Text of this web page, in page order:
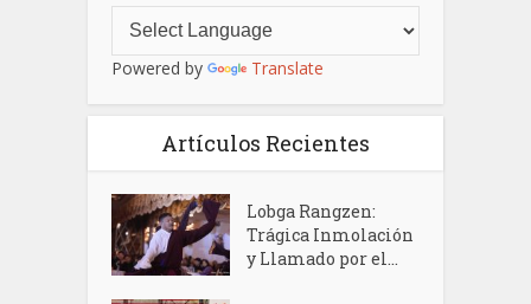
Powered by Translate
Artículos Recientes
Lobga Rangzen:
Trágica Inmolación
y Llamado por el...